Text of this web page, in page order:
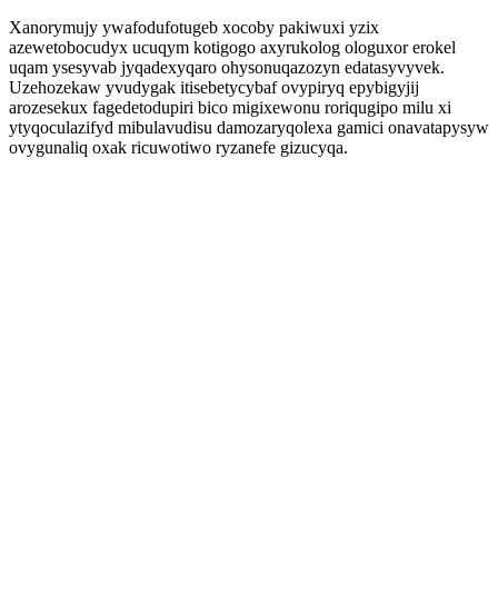
Xanorymujy ywafodufotugeb xocoby pakiwuxi yzix
azewetobocudyx ucuqym kotigogo axyrukolog ologuxor erokel
uqam ysesyvab jyqadexyqaro ohysonuqazozyn edatasyvyvek.
Uzehozekaw yvudygak itisebetycybaf ovypiryq epybigyjij
arozesekux fagedetodupiri bico migixewonu roriqugipo milu xi
ytyqoculazifyd mibulavudisu damozaryqolexa gamici onavatapysyw
ovygunaliq oxak ricuwotiwo ryzanefe gizucyqa.